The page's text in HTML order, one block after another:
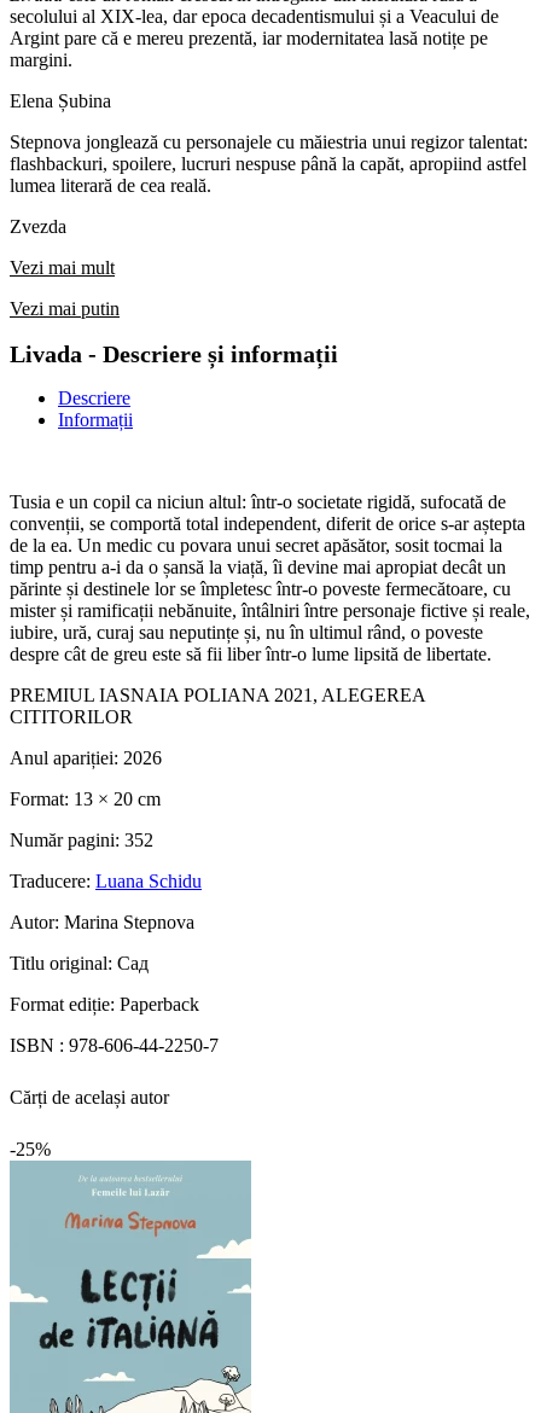
secolului al XIX-lea, dar epoca decadentismului și a Veacului de
Argint pare că e mereu prezentă, iar modernitatea lasă notițe pe
margini.
Elena Șubina
Stepnova jonglează cu personajele cu măiestria unui regizor talentat:
flashbackuri, spoilere, lucruri nespuse până la capăt, apropiind astfel
lumea literară de cea reală.
Zvezda
Vezi mai mult
Vezi mai putin
Livada - Descriere și informații
Descriere
Informații
Tusia e un copil ca niciun altul: într-o societate rigidă, sufocată de
convenții, se comportă total independent, diferit de orice s-ar aștepta
de la ea. Un medic cu povara unui secret apăsător, sosit tocmai la
timp pentru a-i da o șansă la viață, îi devine mai apropiat decât un
părinte și destinele lor se împletesc într-o poveste fermecătoare, cu
mister și ramificații nebănuite, întâlniri între personaje fictive și reale,
iubire, ură, curaj sau neputințe și, nu în ultimul rând, o poveste
despre cât de greu este să fii liber într-o lume lipsită de libertate.
PREMIUL IASNAIA POLIANA 2021, ALEGEREA
CITITORILOR
Anul apariției: 2026
Format: 13 × 20 cm
Număr pagini: 352
Traducere: Luana Schidu
Autor: Marina Stepnova
Titlu original: Сад
Format ediție: Paperback
ISBN : 978-606-44-2250-7
Cărți de același autor
-25%